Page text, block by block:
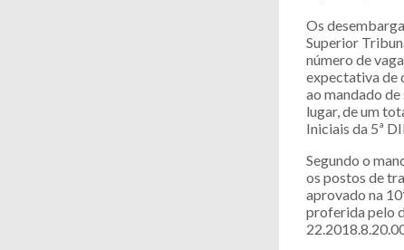
Os
Superior
número de
expectativa de
ao mandado
lugar, de um
Iniciais da 5ª
Segundo o
os postos de
aprovado na
proferida pelo